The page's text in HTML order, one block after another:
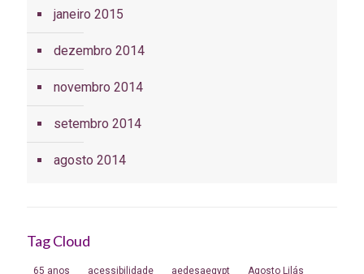
janeiro 2015
dezembro 2014
novembro 2014
setembro 2014
agosto 2014
Tag Cloud
65 anos acessibilidade aedesaegypt Agosto Lilás